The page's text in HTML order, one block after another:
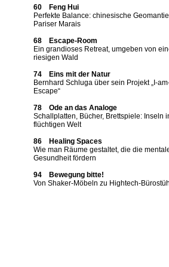
60 Feng Hui
Perfekte Balance: chinesische
Pariser Marais
68 Escape-Room
Ein grandioses Retreat, umgeben von
riesigen Wald
74 Eins mit der Natur
Bernhard Schluga über sein Projekt „I-
Escape“
78 Ode an das Analoge
Schallplatten, Bücher, Brettspiele: Inseln
flüchtigen Welt
86 Healing Spaces
Wie man Räume gestaltet, die die
Gesundheit fördern
94 Bewegung bitte!
Von Shaker-Möbeln zu Hightech-